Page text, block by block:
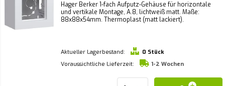
Hager Berker 1-fach Aufputz-Gehäuse für horizontale
und vertikale Montage, A.8, lichtweiß matt. Maße:
88x88x54mm. Thermoplast (matt lackiert).
Aktueller Lagerbestand:
0 Stück
Voraussichtliche Lieferzeit:
1-2 Wochen